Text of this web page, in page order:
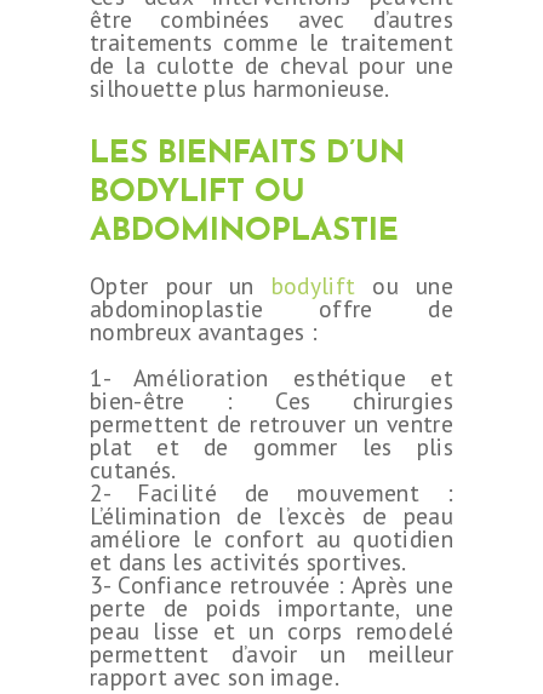
être combinées avec d’autres
traitements comme le traitement
de la culotte de cheval pour une
silhouette plus harmonieuse.
LES BIENFAITS D’UN
BODYLIFT OU
ABDOMINOPLASTIE
Opter pour un bodylift ou une
abdominoplastie offre de
nombreux avantages :
1- Amélioration esthétique et
bien-être : Ces chirurgies
permettent de retrouver un ventre
plat et de gommer les plis
cutanés.
2- Facilité de mouvement :
L’élimination de l’excès de peau
améliore le confort au quotidien
et dans les activités sportives.
3- Confiance retrouvée : Après une
perte de poids importante, une
peau lisse et un corps remodelé
permettent d’avoir un meilleur
rapport avec son image.